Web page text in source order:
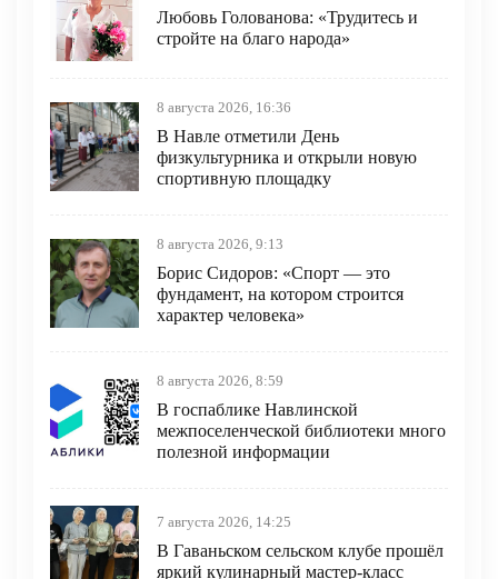
Любовь Голованова: «Трудитесь и
стройте на благо народа»
8 августа 2026, 16:36
В Навле отметили День
физкультурника и открыли новую
спортивную площадку
8 августа 2026, 9:13
Борис Сидоров: «Спорт — это
фундамент, на котором строится
характер человека»
8 августа 2026, 8:59
В госпаблике Навлинской
межпоселенческой библиотеки много
полезной информации
7 августа 2026, 14:25
В Гаваньском сельском клубе прошёл
яркий кулинарный мастер‑класс